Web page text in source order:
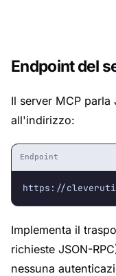
Endpoint del
Il server MCP parla
all'indirizzo:
Endpoint
https://
Implementa il
richieste JSON-
nessuna